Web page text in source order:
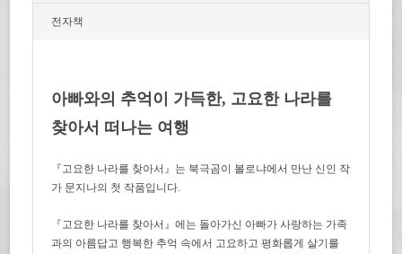
전자책
아빠와의 추억이 가득한, 고요한 나라를
찾아서 떠나는 여행
『고요한 나라를 찾아서』는 북극곰이 볼로냐에서 만난 신인 작
가 문지나의 첫 작품입니다.
『고요한 나라를 찾아서』에는 돌아가신 아빠가 사랑하는 가족
과의 아름답고 행복한 추억 속에서 고요하고 평화롭게 살기를